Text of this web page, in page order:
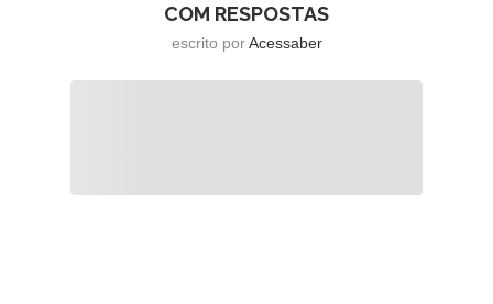
COM RESPOSTAS
escrito porAcessaber